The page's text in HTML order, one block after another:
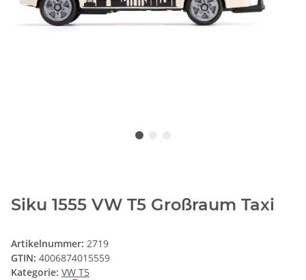
Siku 1555 VW T5 Großraum Taxi
Artikelnummer: 2719
GTIN: 4006874015559
Kategorie: VW T5